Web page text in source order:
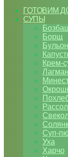
ГОТОВИМ
СУПЫ
Борщ
Крем-
Лагман
Суп-
Уха
Харчо